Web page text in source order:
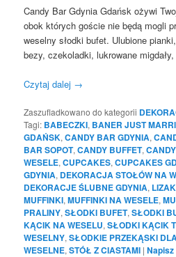
Candy Bar Gdynia Gdańsk ożywi
obok których goście nie będą mogli
weselny słodki bufet. Ulubione
bezy, czekoladki, lukrowane
Czytaj dalej →
Zaszufladkowano do kategorii
Tagi: BABECZKI, BANER JUST
GDAŃSK,CANDY BAR GDYNIA,
BAR SOPOT,CANDY BUFFET,
WESELE,CUPCAKES,CUPCAKES
GDYNIA, DEKORACJA STOŁÓW NA
DEKORACJE ŚLUBNE GDYNIA,
MUFFINKI,MUFFINKI NA WESELE,
PRALINY,SŁODKI BUFET,SŁODKI
KĄCIK NA WESELU,SŁODKI KĄCIK
WESELNY,SŁODKIE PRZEKĄSKI
WESELNE,STÓŁ Z CIASTAMI |